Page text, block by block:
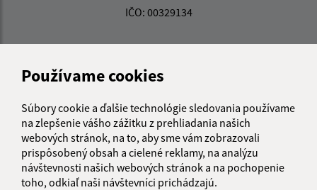
Používame cookies
Súbory cookie a ďalšie technológie sledovania používame
na zlepšenie vášho zážitku z prehliadania našich
webových stránok, na to, aby sme vám zobrazovali
prispôsobený obsah a cielené reklamy, na analýzu
návštevnosti našich webových stránok a na pochopenie
toho, odkiaľ naši návštevníci prichádzajú.
IČO: 00329134